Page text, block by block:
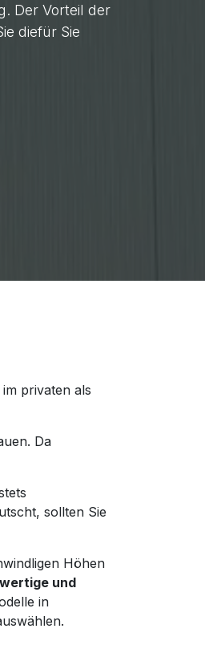
Der Vorteil der
diefür Sie
privaten als
Da
sollten Sie
Höhen
und
in